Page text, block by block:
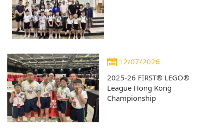
12/07/2026
2025-26 FIRST® LEGO®
League Hong Kong
Championship